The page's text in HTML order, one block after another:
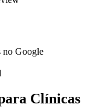
no Google
Clínicas